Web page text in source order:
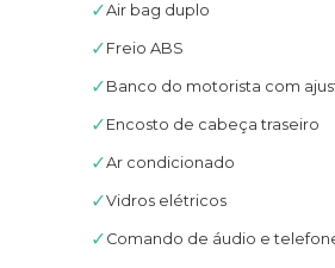
✓Air bag duplo
✓ Freio ABS
✓ Banco do motorista com
✓ Encosto de cabeça traseiro
✓Ar condicionado
✓Vidros elétricos
✓ Comando de áudio e